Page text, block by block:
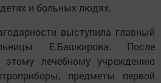
и больных людях.
выступила главный
Е.Башкирова. После
этому лечебному учреждению
предметы первой